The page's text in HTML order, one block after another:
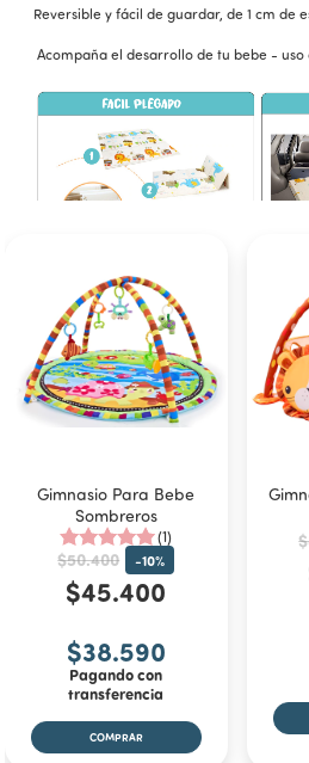
Reversible y fácil de guardar, de 1 cm de
Acompaña el desarrollo de tu bebe -
Gimnasio Para Bebe
Sombreros
(1)
$50.400 -10%
$45.400
$38.590
Pagando con
transferencia